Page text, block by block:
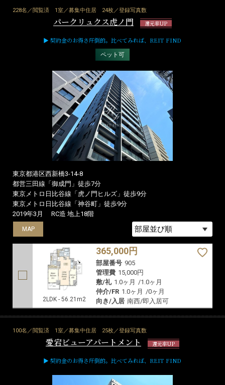
228名／閲覧済 1室／募集中住居 24枚／登録写真数
パークリュクス虎ノ門 還元率UP
▶ 契約金のお得さ圧倒的。比べてみれば、REIT FIND
ペット可
東京都港区西新橋3-14-8
都営三田線「御成門」徒歩7分
東京メトロ日比谷線「虎ノ門ヒルズ」徒歩9分
東京メトロ日比谷線「神谷町」徒歩9分
2019年3月
RC造 地上18階
MAP
2LDK - 56.21m2
365,000円
部屋番号 905
管理費 15,000円
敷/礼 1.0ヶ月 /1.0ヶ月
仲介/FR 1.0ヶ月 /0ヶ月
向き/入居 南西/即入居可
100名／閲覧済 1室／募集中住居 25枚／登録写真数
愛宕ビューアパートメント 還元率UP
▶ 契約金のお得さ圧倒的。比べてみれば、REIT FIND